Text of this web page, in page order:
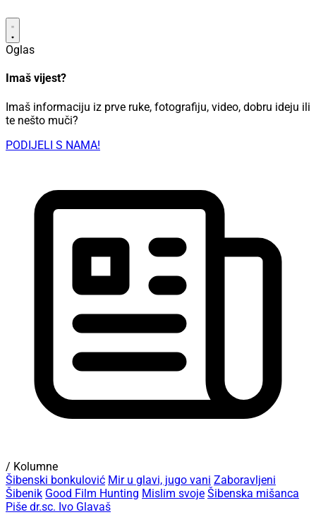
Oglas
Imaš vijest?
Imaš informaciju iz prve ruke, fotografiju, video, dobru ideju ili
te nešto muči?
PODIJELI S NAMA!
/ Kolumne
Šibenski bonkulović Mir u glavi, jugo vani Zaboravljeni
Šibenik Good Film Hunting Mislim svoje Šibenska mišanca
Piše dr.sc. Ivo Glavaš